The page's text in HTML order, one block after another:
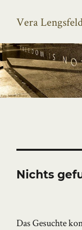
Vera
Nichts
Das Gesuchte